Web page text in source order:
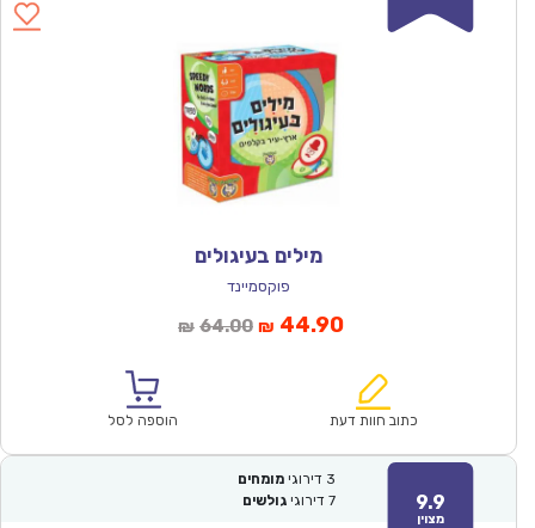
מילים בעיגולים
פוקסמיינד
₪ 64.00המחיר
₪64.00.
₪ 44.90המחיר
הוא:
כתוב חוות דעת הוספה לסל
9.9
מצוין
3 דירוגי מומחים
7 דירוגי גולשים